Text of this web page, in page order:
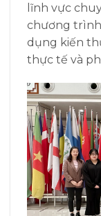
lĩnh vực
chương trình
dụng kiến
thực tế và